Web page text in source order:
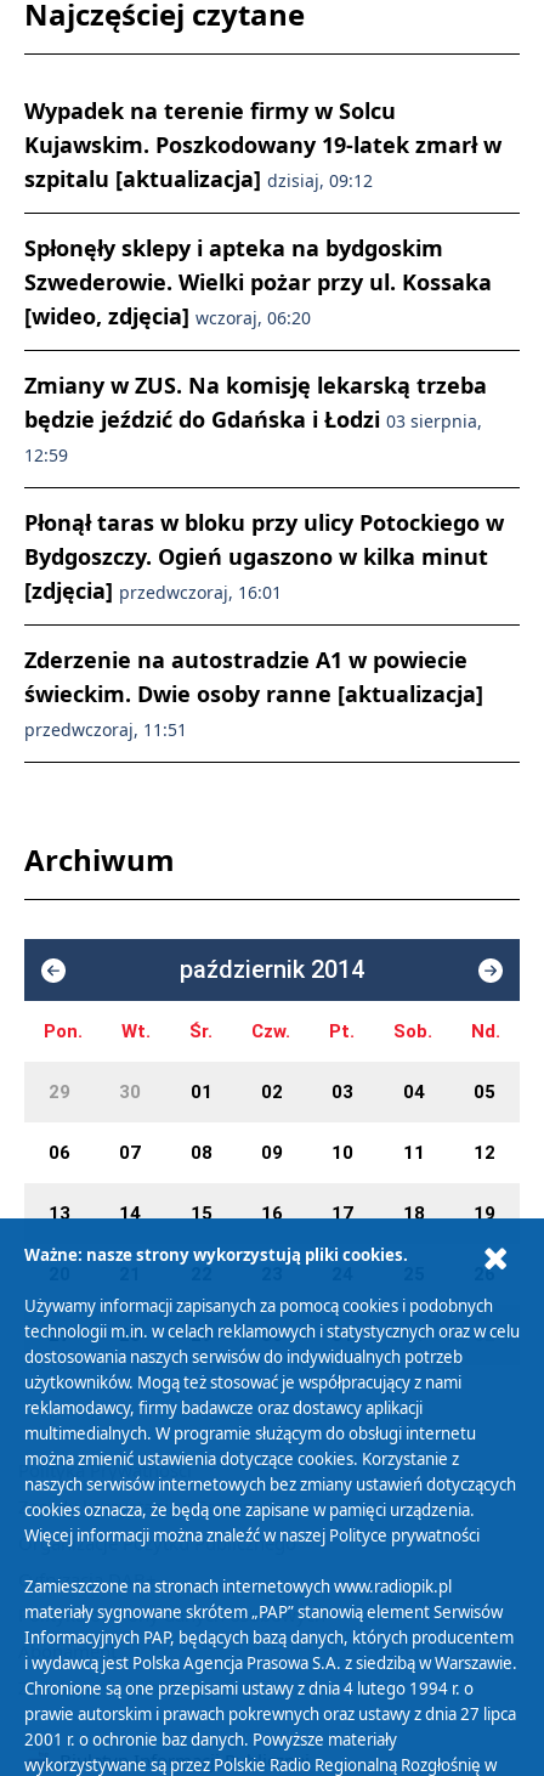
Najczęściej czytane
Wypadek na terenie firmy w Solcu
Kujawskim. Poszkodowany 19-latek zmarł w
szpitalu [aktualizacja] dzisiaj, 09:12
Spłonęły sklepy i apteka na bydgoskim
Szwederowie. Wielki pożar przy ul. Kossaka
[wideo, zdjęcia] wczoraj, 06:20
Zmiany w ZUS. Na komisję lekarską trzeba
będzie jeździć do Gdańska i Łodzi 03 sierpnia,
12:59
Płonął taras w bloku przy ulicy Potockiego w
Bydgoszczy. Ogień ugaszono w kilka minut
[zdjęcia] przedwczoraj, 16:01
Zderzenie na autostradzie A1 w powiecie
świeckim. Dwie osoby ranne [aktualizacja]
przedwczoraj, 11:51
Archiwum
październik 2014
Pon. Wt. Śr. Czw. Pt. Sob. Nd.
29 30 01 02 03 04 05
06 07 08 09 10 11 12
13 14 15 16 17 18 19
26
27 28 29 30 31 01 02
Polityka Prywatności
Zasady korzystania z Serwisu
Organizacje Pożytku Publicznego
Cyfryzacja DAB+
Polityka ochrony danych osobowych
Abonament
Zamówienia publiczne
Biuletyn Informacji Publicznej
Ważne: nasze strony wykorzystują pliki cookies.
Używamy informacji zapisanych za pomocą cookies i podobnych
technologii m.in. w celach reklamowych i statystycznych oraz w celu
dostosowania naszych serwisów do indywidualnych potrzeb
użytkowników. Mogą też stosować je współpracujący z nami
reklamodawcy, firmy badawcze oraz dostawcy aplikacji
multimedialnych. W programie służącym do obsługi internetu
można zmienić ustawienia dotyczące cookies. Korzystanie z
naszych serwisów internetowych bez zmiany ustawień dotyczących
cookies oznacza, że będą one zapisane w pamięci urządzenia.
Więcej informacji można znaleźć w naszej Polityce prywatności
Zamieszczone na stronach internetowych www.radiopik.pl
materiały sygnowane skrótem „PAP” stanowią element Serwisów
Informacyjnych PAP, będących bazą danych, których producentem
i wydawcą jest Polska Agencja Prasowa S.A. z siedzibą w Warszawie.
Chronione są one przepisami ustawy z dnia 4 lutego 1994 r. o
prawie autorskim i prawach pokrewnych oraz ustawy z dnia 27 lipca
2001 r. o ochronie baz danych. Powyższe materiały
wykorzystywane są przez Polskie Radio Regionalną Rozgłośnię w